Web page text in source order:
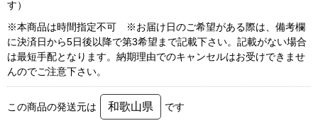
す）
※本商品は時間指定不可 ※お届け日のご希望がある際は、備考欄
に決済日から5日後以降で第3希望まで記載下さい。記載がない場合
は最短手配となります。納期理由でのキャンセルはお受けできませ
んのでご注意下さい。
この商品の発送元は 和歌山県 です